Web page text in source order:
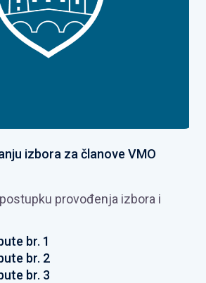
izbora za članove VMO
provođenja izbora i
br. 1
br. 2
br. 3